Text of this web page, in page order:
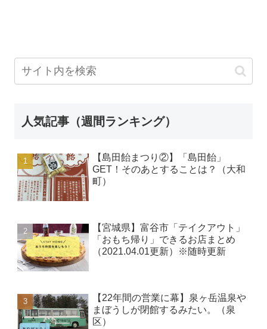
人気記事（週間ランキング）
【島田飴まつり②】「島田飴」
GET！そのあとすることは？（大和
町）
【宮城県】富谷市「テイクアウト」
「おもち帰り」できるお店まとめ
（2021.04.01更新）※随時更新
【22年間の営業に幕】泉ヶ岳温泉や
まぼうしが閉館するみたい。（泉
区）